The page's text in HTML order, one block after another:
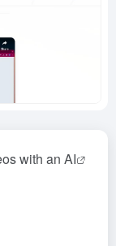
with an AI